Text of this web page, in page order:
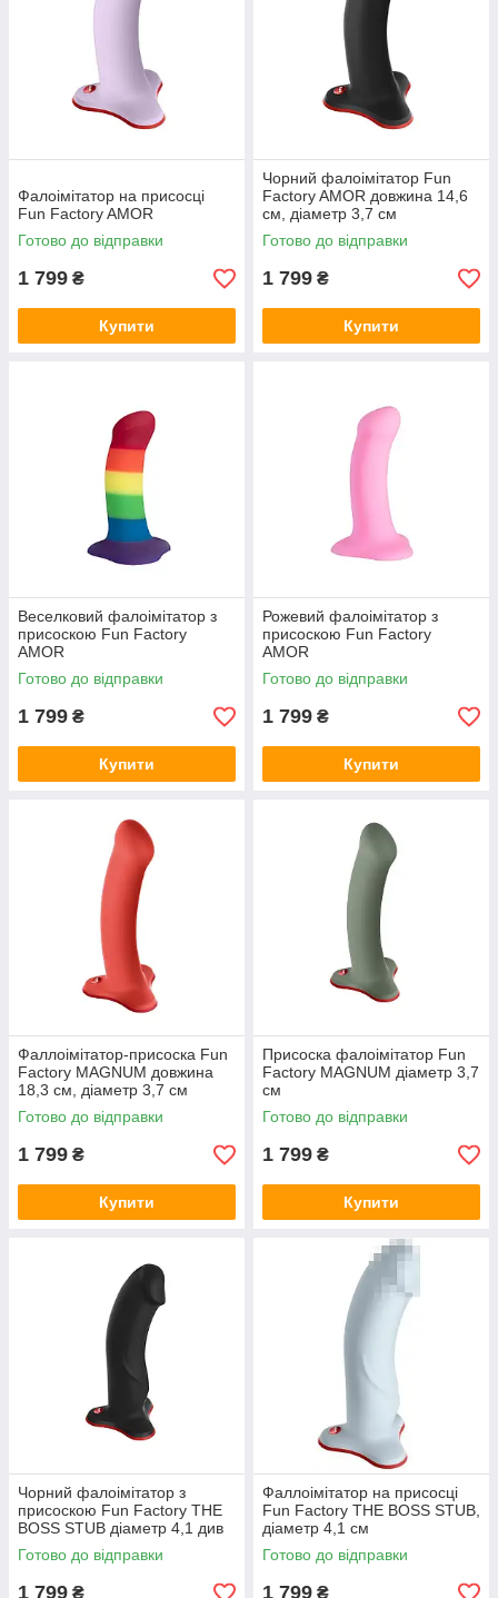
Фалоімітатор на присосці
Fun Factory AMOR
Готово до відправки
1 799 ₴
Купити
Чорний фалоімітатор Fun
Factory AMOR довжина 14,6
см, діаметр 3,7 см
Готово до відправки
1 799 ₴
Купити
Веселковий фалоімітатор з
присоскою Fun Factory
AMOR
Готово до відправки
1 799 ₴
Купити
Рожевий фалоімітатор з
присоскою Fun Factory
AMOR
Готово до відправки
1 799 ₴
Купити
Фаллоімітатор-присоска Fun
Factory MAGNUM довжина
18,3 см, діаметр 3,7 см
Готово до відправки
1 799 ₴
Купити
Присоска фалоімітатор Fun
Factory MAGNUM діаметр 3,7
см
Готово до відправки
1 799 ₴
Купити
Чорний фалоімітатор з
присоскою Fun Factory THE
BOSS STUB діаметр 4,1 див
Готово до відправки
1 799 ₴
Фаллоімітатор на присосці
Fun Factory THE BOSS STUB,
діаметр 4,1 см
Готово до відправки
1 799 ₴